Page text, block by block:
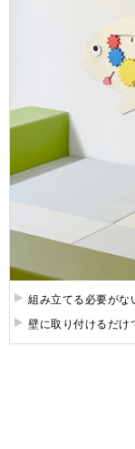
組み立てる必要がな
壁に取り付けるだけ